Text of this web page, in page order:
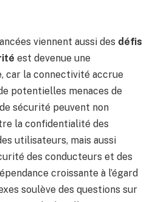
viennent aussi des défis
est devenue une
car la connectivité accrue
potentielles menaces de
sécurité peuvent non
la confidentialité des
utilisateurs, mais aussi
des conducteurs et des
croissante à l’égard
soulève des questions sur